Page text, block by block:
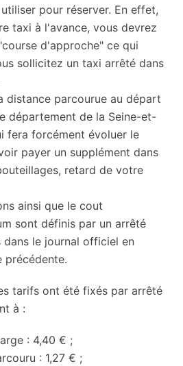
pour réserver. En effet,
taxi à l'avance, vous devrez
d'approche" ce qui
sollicitez un taxi arrêté dans
distance parcourue au départ
département de la Seine-et-
fera forcément évoluer le
payer un supplément dans
retard de votre
ainsi que le cout
sont définis par un arrêté
le journal officiel en
précédente.
tarifs ont été fixés par arrêté
à :
: 4,40 € ;
: 1,27 € ;